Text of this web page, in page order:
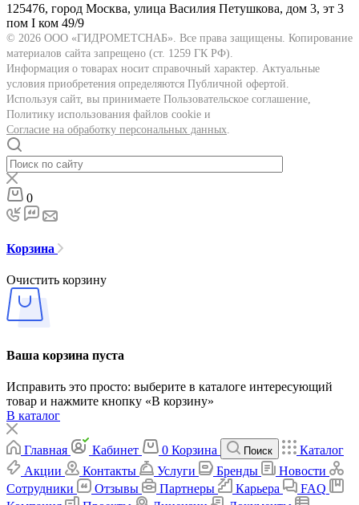
125476, город Москва, улица Василия Петушкова, дом 3, эт 3
пом I ком 49/9
© 2026 ООО «ГИДРОМЕТСНАБ». Все права защищены. Копирование
материалов сайта запрещено (ст. 1259 ГК РФ).
Информация о товарах носит справочный характер. Актуальные
условия приобретения определяются Публичной офертой.
Используя сайт, вы принимаете Пользовательское соглашение,
Политику использования файлов cookie и
Согласие на обработку персональных данных
0
Корзина
Очистить корзину
Ваша корзина пуста
Исправить это просто: выберите в каталоге интересующий
товар и нажмите кнопку «В корзину»
В каталог
Главная Кабинет 0 Корзина Поиск
Каталог
Акции
Контакты Услуги Бренды
Новости
Сотрудники
Отзывы Партнеры Карьера
FAQ